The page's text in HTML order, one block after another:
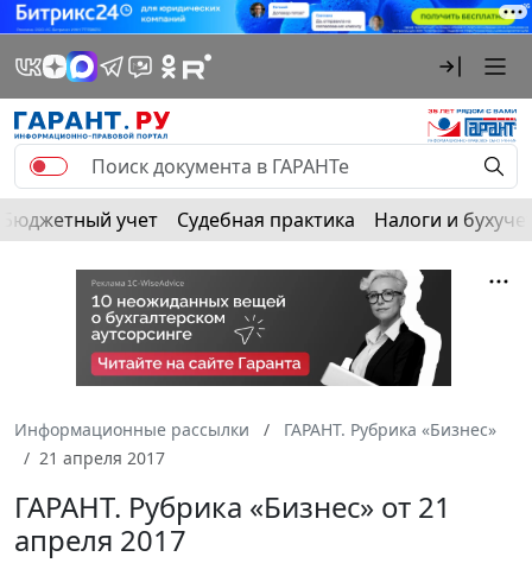
Бюджетный учет Судебная практика Налоги и
Информационные рассылки
ГАРАНТ. Рубрика «Бизнес»
21 апреля 2017
ГАРАНТ. Рубрика «Бизнес» от 21
апреля 2017